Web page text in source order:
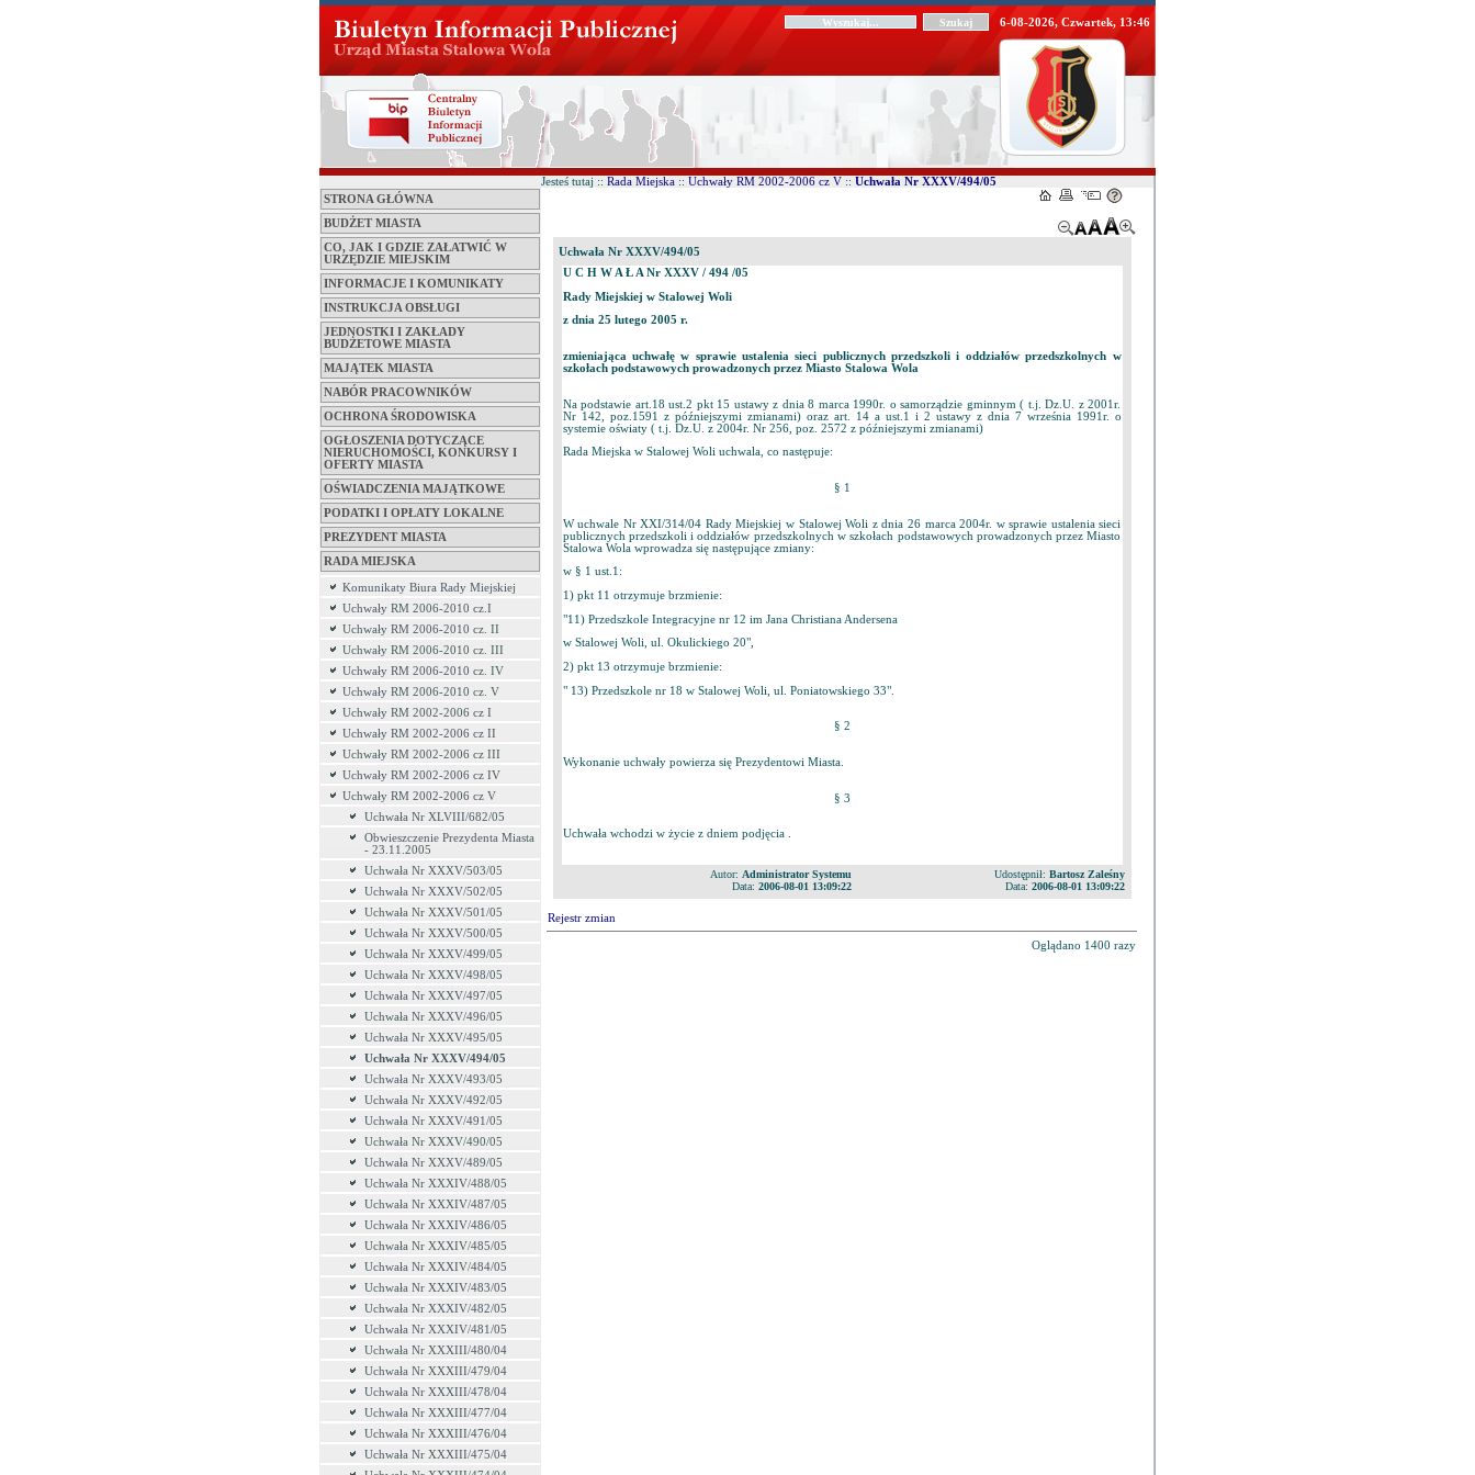
6-08-2026, Czwartek, 13:46
STRONA GŁÓWNA
BUDŻET MIASTA
CO, JAK I GDZIE ZAŁATWIĆ W
URZĘDZIE MIEJSKIM
INFORMACJE I KOMUNIKATY
INSTRUKCJA OBSŁUGI
JEDNOSTKI I ZAKŁADY
BUDŻETOWE MIASTA
MAJĄTEK MIASTA
NABÓR PRACOWNIKÓW
OCHRONA ŚRODOWISKA
OGŁOSZENIA DOTYCZĄCE
NIERUCHOMOŚCI, KONKURSY I
OFERTY MIASTA
OŚWIADCZENIA MAJĄTKOWE
PODATKI I OPŁATY LOKALNE
PREZYDENT MIASTA
RADA MIEJSKA
Komunikaty Biura Rady Miejskiej
Uchwały RM 2006-2010 cz.I
Uchwały RM 2006-2010 cz. II
Uchwały RM 2006-2010 cz. III
Uchwały RM 2006-2010 cz. IV
Uchwały RM 2006-2010 cz. V
Uchwały RM 2002-2006 cz I
Uchwały RM 2002-2006 cz II
Uchwały RM 2002-2006 cz III
Uchwały RM 2002-2006 cz IV
Uchwały RM 2002-2006 cz V
Uchwała Nr XLVIII/682/05
Obwieszczenie Prezydenta Miasta
- 23.11.2005
Uchwała Nr XXXV/503/05
Uchwała Nr XXXV/502/05
Uchwała Nr XXXV/501/05
Uchwała Nr XXXV/500/05
Uchwała Nr XXXV/499/05
Uchwała Nr XXXV/498/05
Uchwała Nr XXXV/497/05
Uchwała Nr XXXV/496/05
Uchwała Nr XXXV/495/05
Uchwała Nr XXXV/494/05
Uchwała Nr XXXV/493/05
Uchwała Nr XXXV/492/05
Uchwała Nr XXXV/491/05
Uchwała Nr XXXV/490/05
Uchwała Nr XXXV/489/05
Uchwała Nr XXXIV/488/05
Uchwała Nr XXXIV/487/05
Uchwała Nr XXXIV/486/05
Uchwała Nr XXXIV/485/05
Uchwała Nr XXXIV/484/05
Uchwała Nr XXXIV/483/05
Uchwała Nr XXXIV/482/05
Uchwała Nr XXXIV/481/05
Uchwała Nr XXXIII/480/04
Uchwała Nr XXXIII/479/04
Uchwała Nr XXXIII/478/04
Uchwała Nr XXXIII/477/04
Uchwała Nr XXXIII/476/04
Uchwała Nr XXXIII/475/04
Jesteś tutaj :: Rada Miejska :: Uchwały RM 2002-2006 cz V :: Uchwała Nr XXXV/494/05
Uchwała Nr XXXV/494/05
U C H W A Ł A Nr XXXV / 494 /05
Rady Miejskiej w Stalowej Woli
z dnia 25 lutego 2005 r.
zmieniająca uchwałę w sprawie ustalenia sieci publicznych przedszkoli i oddziałów przedszkolnych w
szkołach podstawowych prowadzonych przez Miasto Stalowa Wola
Na podstawie art.18 ust.2 pkt 15 ustawy z dnia 8 marca 1990r. o samorządzie gminnym ( t.j. Dz.U. z 2001r.
Nr 142, poz.1591 z późniejszymi zmianami) oraz art. 14 a ust.1 i 2 ustawy z dnia 7 września 1991r. o
systemie oświaty ( t.j. Dz.U. z 2004r. Nr 256, poz. 2572 z późniejszymi zmianami)
Rada Miejska w Stalowej Woli uchwala, co następuje:
§ 1
W uchwale Nr XXI/314/04 Rady Miejskiej w Stalowej Woli z dnia 26 marca 2004r. w sprawie ustalenia sieci
publicznych przedszkoli i oddziałów przedszkolnych w szkołach podstawowych prowadzonych przez Miasto
Stalowa Wola wprowadza się następujące zmiany:
w § 1 ust.1:
1) pkt 11 otrzymuje brzmienie:
"11) Przedszkole Integracyjne nr 12 im Jana Christiana Andersena
w Stalowej Woli, ul. Okulickiego 20",
2) pkt 13 otrzymuje brzmienie:
" 13) Przedszkole nr 18 w Stalowej Woli, ul. Poniatowskiego 33".
§ 2
Wykonanie uchwały powierza się Prezydentowi Miasta.
§ 3
Uchwała wchodzi w życie z dniem podjęcia .
Autor: Administrator Systemu
Data: 2006-08-01 13:09:22
Udostępnił: Bartosz Zaleśny
Data: 2006-08-01 13:09:22
Rejestr zmian
Oglądano 1400 razy